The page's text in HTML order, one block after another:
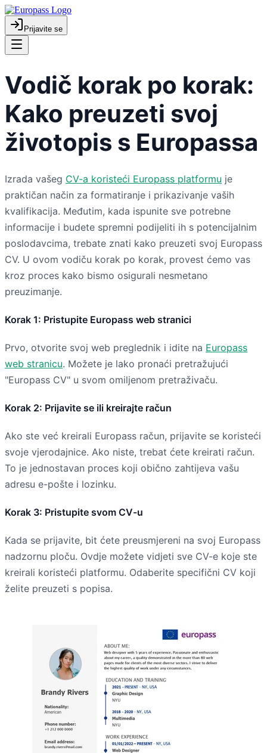
Prijavite se
Vodič korak po korak:
Kako preuzeti svoj
životopis s Europassa
Izrada vašeg CV-a koristeći Europass platformu je
praktičan način za formatiranje i prikazivanje vaših
kvalifikacija. Međutim, kada ispunite sve potrebne
informacije i budete spremni podijeliti ih s potencijalnim
poslodavcima, trebate znati kako preuzeti svoj Europass
CV. U ovom vodiču korak po korak, provest ćemo vas
kroz proces kako bismo osigurali nesmetano
preuzimanje.
Korak 1: Pristupite Europass web stranici
Prvo, otvorite svoj web preglednik i idite na Europass
web stranicu. Možete je lako pronaći pretražujući
"Europass CV" u svom omiljenom pretraživaču.
Korak 2: Prijavite se ili kreirajte račun
Ako ste već kreirali Europass račun, prijavite se koristeći
svoje vjerodajnice. Ako niste, trebat ćete kreirati račun.
To je jednostavan proces koji obično zahtijeva vašu
adresu e-pošte i lozinku.
Korak 3: Pristupite svom CV-u
Kada se prijavite, bit ćete preusmjereni na svoj Europass
nadzornu ploču. Ovdje možete vidjeti sve CV-e koje ste
kreirali koristeći platformu. Odaberite specifični CV koji
želite preuzeti s popisa.